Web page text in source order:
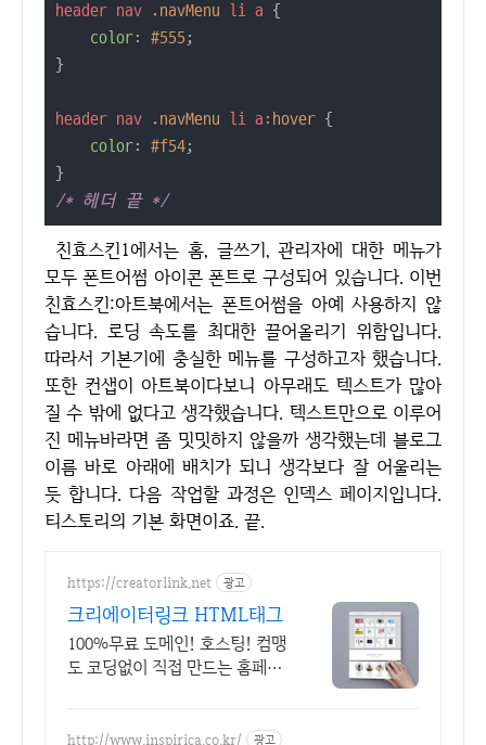
header nav .navMenu li a {
color: #555 ;
}
header nav .navMenu li a :hover {
color: #f54;
/* 헤더 끝 */
친효스킨1에서는 홈, 글쓰기, 관리자에 대한 메뉴가
모두 폰트어썸 아이콘 폰트로 구성되어 있습니다. 이번
친효스킨:아트북에서는 폰트어썸을 아예 사용하지 않
습니다. 로딩 속도를 최대한 끌어올리기 위함입니다.
따라서 기본기에 충실한 메뉴를 구성하고자 했습니다.
또한 컨샙이 아트북이다보니 아무래도 텍스트가 많아
질 수 밖에 없다고 생각했습니다. 텍스트만으로 이루어
진 메뉴바라면 좀 밋밋하지 않을까 생각했는데 블로그
이름 바로 아래에 배치가 되니 생각보다 잘 어울리는
듯 합니다. 다음 작업할 과정은 인덱스 페이지입니다.
티스토리의 기본 화면이죠. 끝.
https://creatorlink.net 광고
크리에이터링크 HTML태그
100%무료 도메인! 호스팅! 컴맹
도 코딩없이 직접 만드는 홈페이
http://www.inspirica.co.kr/ 광고